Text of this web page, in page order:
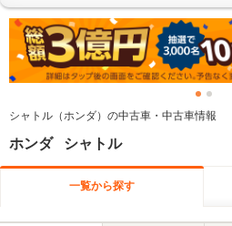
シャトル（ホンダ）の中古車・中古車情報
ホンダ シャトル
一覧から探す